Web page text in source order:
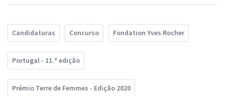
Candidaturas Concurso Fondation Yves Rocher
Portugal - 11.ª edição
Prémio Terre de Femmes - Edição 2020